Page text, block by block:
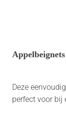
Appelbeignets
Deze
perfect voor bij